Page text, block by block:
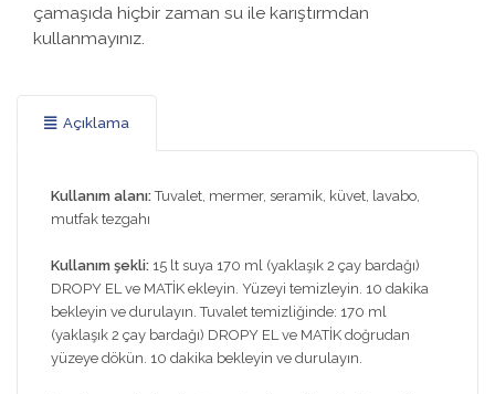
çamaşıda hiçbir zaman su ile karıştırmdan
kullanmayınız.
Açıklama
Kullanım alanı:Tuvalet, mermer, seramik, küvet, lavabo,
mutfak tezgahı
Kullanım şekli: 15 lt suya 170 ml (yaklaşık 2 çay bardağı)
DROPY EL ve MATİK ekleyin. Yüzeyi temizleyin. 10 dakika
bekleyin ve durulayın. Tuvalet temizliğinde: 170 ml
(yaklaşık 2 çay bardağı) DROPY EL ve MATİK doğrudan
yüzeye dökün. 10 dakika bekleyin ve durulayın.